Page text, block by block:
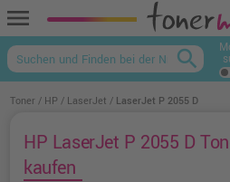
menu
keyboard_arrow_up
search
Toner HP LaserJet LaserJet P 2055 D
HP LaserJet P 2055 D
kaufen